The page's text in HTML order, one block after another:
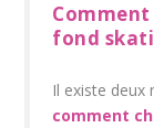
fond
Il existe deux
comment